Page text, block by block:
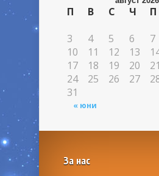
П В С Ч П
« юни
3
4 5 6 7
10
11 12 13
17
18 19 20 21
24
25 26 27
31
За нас